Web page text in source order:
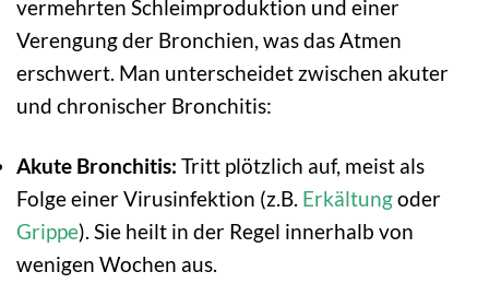
vermehrten Schleimproduktion und einer
Verengung der Bronchien, was das Atmen
erschwert. Man unterscheidet zwischen akuter
und chronischer Bronchitis:
Akute Bronchitis: Tritt plötzlich auf, meist als
Folge einer Virusinfektion (z.B. Erkältungoder
Grippe). Sie heilt in der Regel innerhalb von
wenigen Wochen aus.